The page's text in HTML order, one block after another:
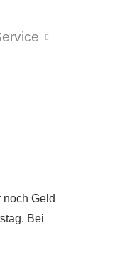
Geld
Bei